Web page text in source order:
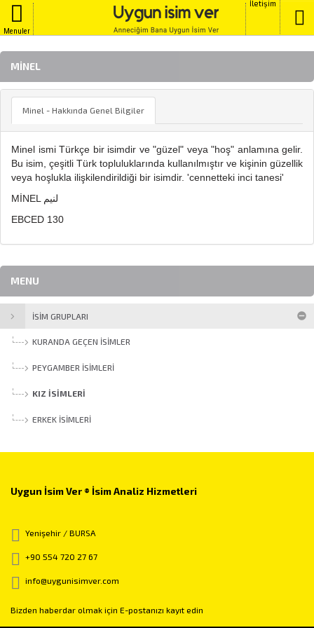
Menuler
İletişim
MINEL
Minel - Hakkında Genel Bilgiler
Minel ismi Türkçe bir isimdir ve "güzel" veya "hoş" anlamına gelir.
Bu isim, çeşitli Türk topluluklarında kullanılmıştır ve kişinin güzellik
veya hoşlukla ilişkilendirildiği bir isimdir. 'cennetteki inci tanesi'
MİNEL لنيم
EBCED 130
MENU
İSİM GRUPLARI
KURANDA GEÇEN İSIMLER
PEYGAMBER İSIMLERI
KIZ İSIMLERI
ERKEK İSIMLERI
Uygun İsim Ver ® İsim Analiz Hizmetleri
Yenişehir / BURSA
+90 554 720 27 67
info@uygunisimver.com
Bizden haberdar olmak için E-postanızı kayıt edin